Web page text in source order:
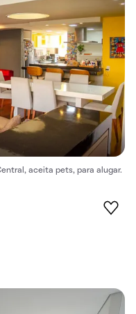
aceita pets, para alugar.